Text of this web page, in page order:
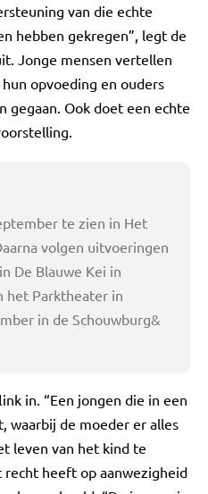
van die echte
hebben gekregen”, legt de
Jonge mensen vertellen
opvoeding en ouders
gegaan. Ook doet een echte
te zien in Het
volgen uitvoeringen
De Blauwe Kei in
het Parktheater in
in de Schouwburg&
in. “Een jongen die in een
waarbij de moeder er alles
leven van het kind te
heeft op aanwezigheid